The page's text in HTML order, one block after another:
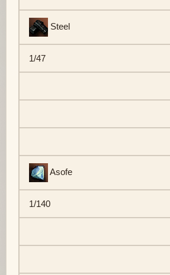
Steel
1/47
Asofe
1/140